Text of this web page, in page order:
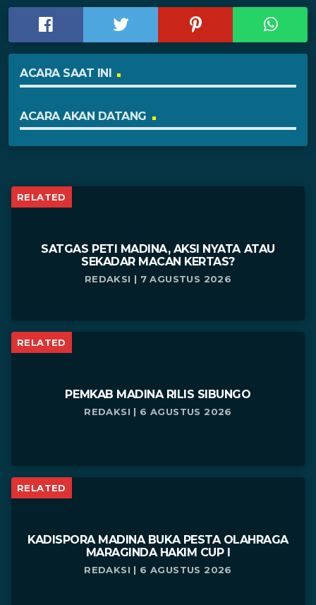
ACARA SAAT INI
ACARA AKAN DATANG
RELATED
SATGAS PETI MADINA, AKSI NYATA ATAU
SEKADAR MACAN KERTAS?
REDAKSI | 7 AGUSTUS 2026
RELATED
PEMKAB MADINA RILIS SIBUNGO
REDAKSI | 6 AGUSTUS 2026
RELATED
KADISPORA MADINA BUKA PESTA OLAHRAGA
MARAGINDA HAKIM CUP I
REDAKSI | 6 AGUSTUS 2026